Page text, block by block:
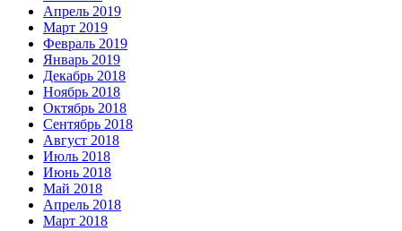
Апрель 2019
Март 2019
Февраль 2019
Январь 2019
Декабрь 2018
Ноябрь 2018
Октябрь 2018
Сентябрь 2018
Август 2018
Июль 2018
Июнь 2018
Май 2018
Апрель 2018
Март 2018